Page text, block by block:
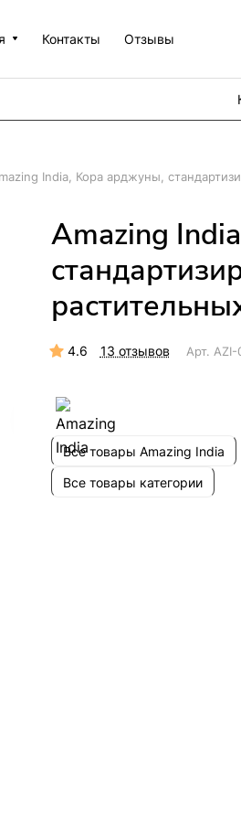
Контакты Отзывы
India, Кора арджуны,
Amazing
4.6 13 отзывов Арт. AZI-
Все товары Amazing India
Все товары категории